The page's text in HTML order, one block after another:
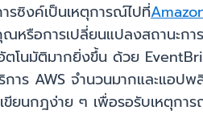
รซิงค์เป็นเหตุการณ์ไปที่
หรือการเปลี่ยนแปลงสถานะ
โนมัติมากยิ่งขึ้น ด้วย
าร AWS จำนวนมากและแอ
ยนกฎง่าย ๆ เพื่อรอรับเหตุการ